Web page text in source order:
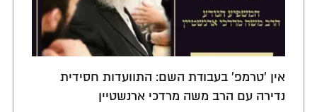
אין 'טרמפ' בעבודת השם: התוועדות חסידית
נדירה עם הרב משה מרדכי ארנשטיין